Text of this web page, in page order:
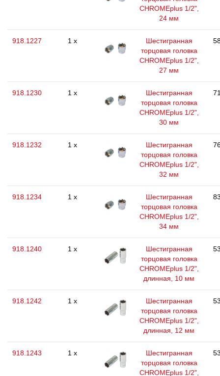
CHROMEplus 1/2",
24 мм
918.1227 1 x
Шестигранная
торцовая головка
CHROMEplus 1/2",
27 мм
918.1230 1 x
Шестигранная
торцовая головка
CHROMEplus 1/2",
30 мм
918.1232 1 x
Шестигранная
торцовая головка
CHROMEplus 1/2",
32 мм
918.1234 1 x
Шестигранная
торцовая головка
CHROMEplus 1/2",
34 мм
918.1240 1 x
Шестигранная
торцовая головка
CHROMEplus 1/2",
длинная, 10 мм
918.1242 1 x
Шестигранная
торцовая головка
CHROMEplus 1/2",
длинная, 12 мм
918.1243 1 x
Шестигранная
торцовая головка
CHROMEplus 1/2",